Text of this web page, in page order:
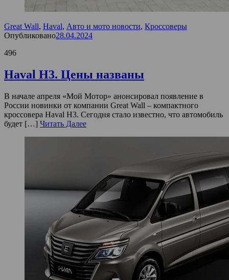
Great Wall, Haval, Авто и мото новости, Кроссоверы
Опубликовано28.04.2024
496
Haval H3. Цены названы
В начале апреля «Мой Мотор» анонсировал появление в
России новинки от компании Great Wall – компактного
кроссовера Haval H3. Сегодня стало известно, что автомобиль
будет […] Читать Далее